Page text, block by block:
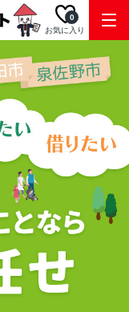
お気に入り
0